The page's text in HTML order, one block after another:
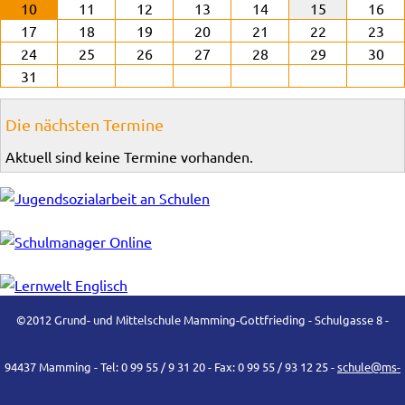
10
11 12 13 14 15
16
17
18 19 20 21 22
23
24
25 26 27 28 29
30
31
Die nächsten Termine
Aktuell sind keine Termine vorhanden.
©2012 Grund- und Mittelschule Mamming-Gottfrieding - Schulgasse 8 -
94437 Mamming - Tel: 0 99 55 / 9 31 20 - Fax: 0 99 55 / 93 12 25 -schule@ms-